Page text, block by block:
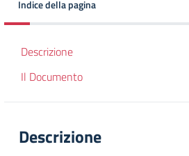
Indice della pagina
Descrizione
Il Documento
Descrizione